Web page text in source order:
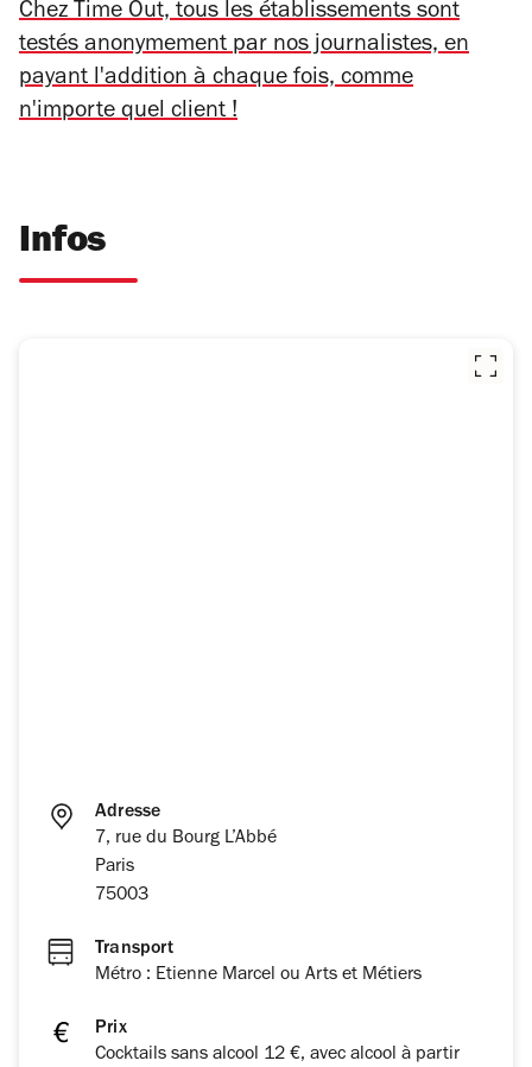
Chez Time Out, tous les établissements sont
testés anonymement par nos journalistes, en
payant l'addition à chaque fois, comme
n'importe quel client !
Infos
Adresse
7, rue du Bourg L’Abbé
Paris
75003
Transport
Métro : Etienne Marcel ou Arts et Métiers
Prix
Cocktails sans alcool 12 €, avec alcool à partir